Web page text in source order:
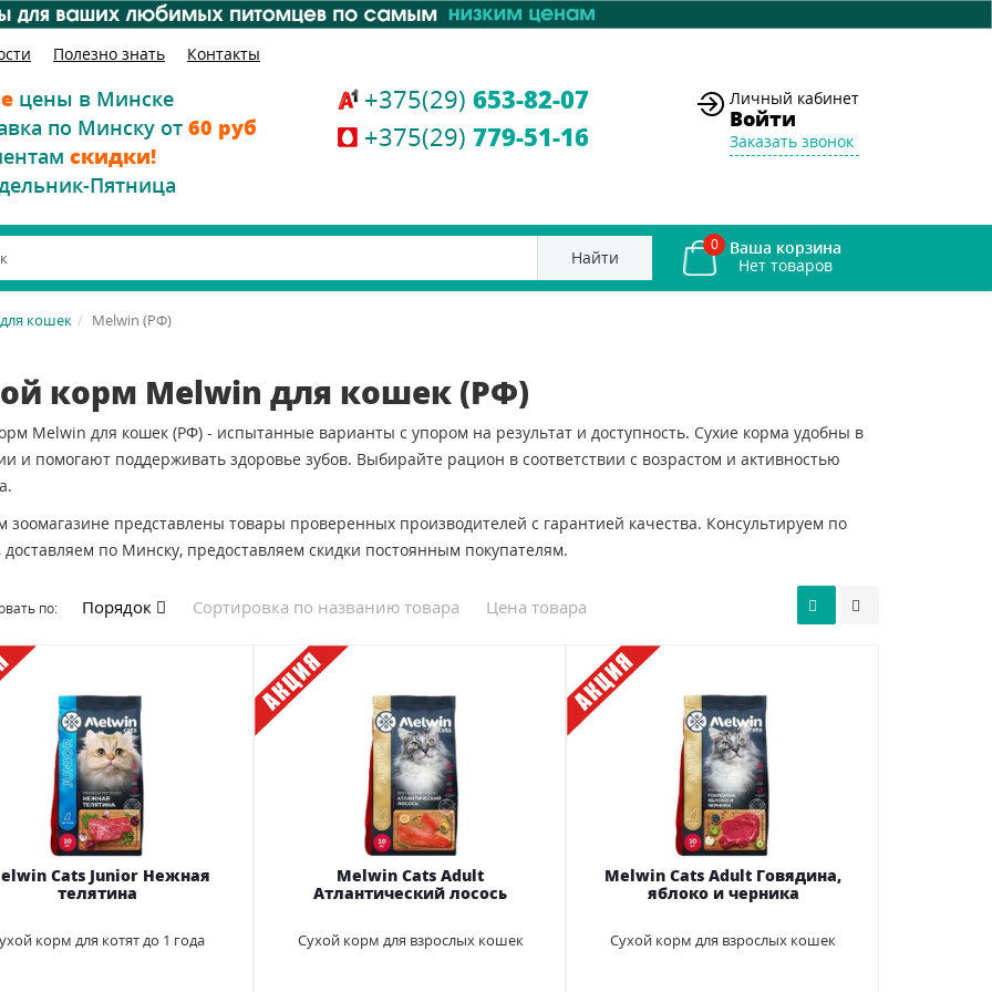
Полезно знать Контакты
цены в Минске
по Минску от 60 руб
скидки!
Пятница
+375(29) 653-82-07
+375(29) 779-51-16
Личный кабинет
Войти
Заказать звонок
Найти
0 Ваша корзина
кошек Melwin (РФ)
корм Melwin для кошек (РФ)
Melwin для кошек (РФ) - испытанные варианты с упором на результат и доступность. Сухие корма удобны в
и помогают поддерживать здоровье зубов. Выбирайте рацион в соответствии с возрастом и активностью
зоомагазине представлены товары проверенных производителей с гарантией качества. Консультируем по
доставляем по Минску, предоставляем скидки постоянным покупателям.
по: Порядок Сортировка по названию товара Цена товара
Cats Junior Нежная
телятина
корм для котят до 1 года
Melwin Cats Adult
Атлантический лосось
Сухой корм для взрослых кошек
Melwin Cats Adult Говядина,
яблоко и черника
Сухой корм для взрослых кошек